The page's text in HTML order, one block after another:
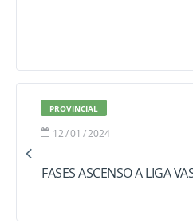
PROVINCIAL
12/01 /2024
FASES ASCENSO A LIGA